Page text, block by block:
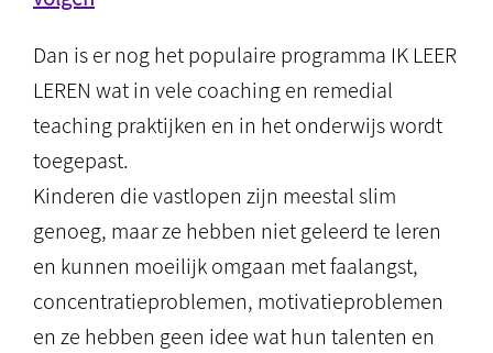
Dan is er nog het populaire programma IK LEER
LEREN wat in vele coaching en remedial
teaching praktijken en in het onderwijs wordt
toegepast.
Kinderen die vastlopen zijn meestal slim
genoeg, maar ze hebben niet geleerd te leren
en kunnen moeilijk omgaan met faalangst,
concentratieproblemen, motivatieproblemen
en ze hebben geen idee wat hun talenten en